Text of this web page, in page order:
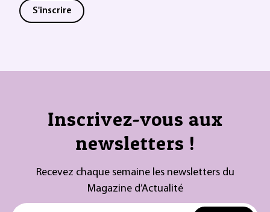
S'inscrire
Inscrivez-vous aux
newsletters !
Recevez chaque semaine les newsletters du
Magazine d’Actualité